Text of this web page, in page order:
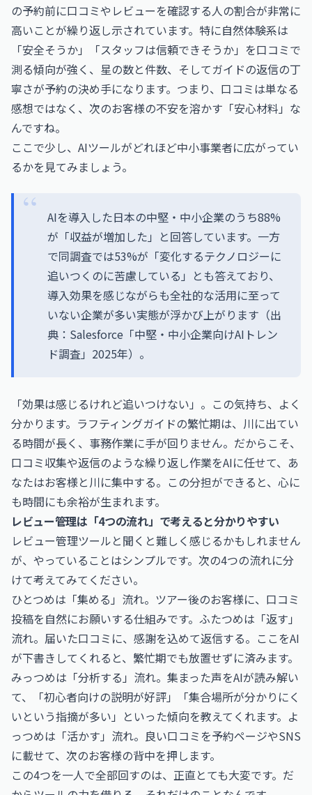
の予約前に口コミやレビューを確認する人の割合が非常に
高いことが繰り返し示されています。特に自然体験系は
「安全そうか」「スタッフは信頼できそうか」を口コミで
測る傾向が強く、星の数と件数、そしてガイドの返信の丁
寧さが予約の決め手になります。つまり、口コミは単なる
感想ではなく、次のお客様の不安を溶かす「安心材料」な
んですね。
ここで少し、AIツールがどれほど中小事業者に広がってい
るかを見てみましょう。
AIを導入した日本の中堅・中小企業のうち88%
が「収益が増加した」と回答しています。一方
で同調査では53%が「変化するテクノロジーに
追いつくのに苦慮している」とも答えており、
導入効果を感じながらも全社的な活用に至って
いない企業が多い実態が浮かび上がります（出
典：Salesforce「中堅・中小企業向けAIトレン
ド調査」2025年）。
「効果は感じるけれど追いつけない」。この気持ち、よく
分かります。ラフティングガイドの繁忙期は、川に出てい
る時間が長く、事務作業に手が回りません。だからこそ、
口コミ収集や返信のような繰り返し作業をAIに任せて、あ
なたはお客様と川に集中する。この分担ができると、心に
も時間にも余裕が生まれます。
レビュー管理は「4つの流れ」で考えると分かりやすい
レビュー管理ツールと聞くと難しく感じるかもしれません
が、やっていることはシンプルです。次の4つの流れに分
けて考えてみてください。
ひとつめは「集める」流れ。ツアー後のお客様に、口コミ
投稿を自然にお願いする仕組みです。ふたつめは「返す」
流れ。届いた口コミに、感謝を込めて返信する。ここをAI
が下書きしてくれると、繁忙期でも放置せずに済みます。
みっつめは「分析する」流れ。集まった声をAIが読み解い
て、「初心者向けの説明が好評」「集合場所が分かりにく
いという指摘が多い」といった傾向を教えてくれます。よ
っつめは「活かす」流れ。良い口コミを予約ページやSNS
に載せて、次のお客様の背中を押します。
この4つを一人で全部回すのは、正直とても大変です。だ